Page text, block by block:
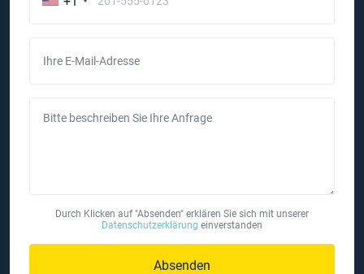
Ihre E-Mail-Adresse
Bitte beschreiben Sie Ihre Anfrage
Durch Klicken auf "Absenden" erklären Sie sich mit unserer
Datenschutzerklärung einverstanden
Absenden